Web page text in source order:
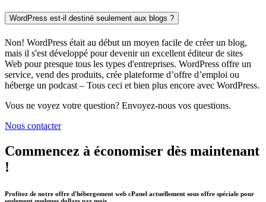
WordPress est-il destiné seulement aux blogs ?
Non! WordPress était au début un moyen facile de créer un blog,
mais il s'est développé pour devenir un excellent éditeur de sites
Web pour presque tous les types d'entreprises. WordPress offre un
service, vend des produits, crée plateforme d’offre d’emploi ou
héberge un podcast – Tous ceci et bien plus encore avec WordPress.
Vous ne voyez votre question? Envoyez-nous vos questions.
Nous contacter
Commencez à économiser dès maintenant
!
Profitez de notre offre d'hébergement web cPanel actuellement sous offre spéciale pour
seulement quelques dollars par mois.